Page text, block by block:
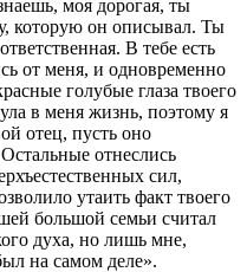
моя дорогая, ты
которую он описывал. Ты
В тебе есть
от меня, и одновременно
голубые глаза твоего
в меня жизнь, поэтому я
отец, пусть оно
отнеслись
сил,
утаить факт твоего
большой семьи считал
духа, но лишь мне,
на самом деле».